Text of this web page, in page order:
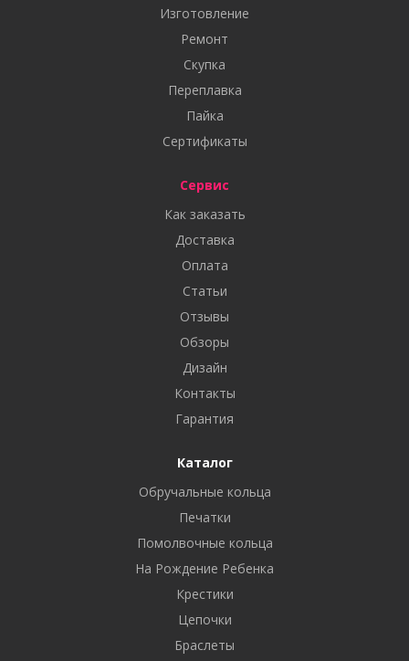
Изготовление
Ремонт
Скупка
Переплавка
Пайка
Сертификаты
Сервис
Как заказать
Доставка
Оплата
Статьи
Отзывы
Обзоры
Дизайн
Контакты
Гарантия
Каталог
Обручальные кольца
Печатки
Помолвочные кольца
На Рождение Ребенка
Крестики
Цепочки
Браслеты